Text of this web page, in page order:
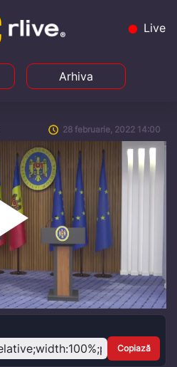
Live
Arhiva
28 februarie, 2022 14:00
Play
Video
Copiază